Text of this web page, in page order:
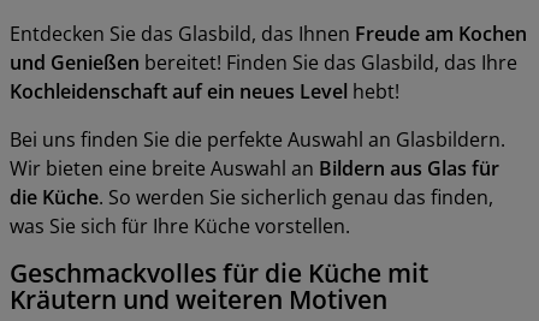
Entdecken Sie das Glasbild, das Ihnen Freude am Kochen
und Genießen bereitet! Finden Sie das Glasbild, das Ihre
Kochleidenschaft auf ein neues Level hebt!
Bei uns finden Sie die perfekte Auswahl an Glasbildern.
Wir bieten eine breite Auswahl an Bildern aus Glas für
die Küche. So werden Sie sicherlich genau das finden,
was Sie sich für Ihre Küche vorstellen.
Geschmackvolles für die Küche mit
Kräutern und weiteren Motiven